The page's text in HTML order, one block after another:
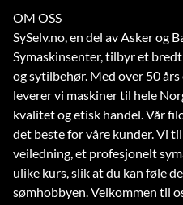
noreply@symaskinsenter.no
Kontakt oss
Verksted
Kontakt oss
OM OSS
SySelv.no, en del av Asker og
Symaskinsenter, tilbyr et
og sytilbehør. Med over 50 års
leverer vi maskiner til hele
kvalitet og etisk handel. Vår
det beste for våre kunder. Vi
veiledning, et profesjonelt
ulike kurs, slik at du kan føle
sømhobbyen. Velkommen til